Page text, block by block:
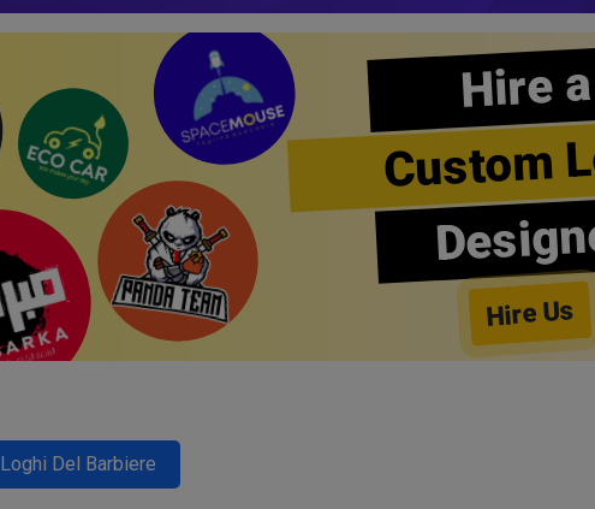
Hire a
Custom
Hire Us
Loghi Del Barbiere